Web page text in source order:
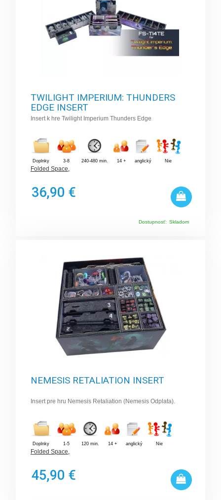
TWILIGHT IMPERIUM: THUNDERS
EDGE INSERT
Insert k hre Twilight Imperium Thunders Edge
Doplnky 3-8 240-480 min. 14 + anglický Nie
Folded Space,
36,90 €
Dostupnosť: Skladom
NEMESIS RETALIATION INSERT
Insert pre hru Nemesis Retaliation (Nemesis Odplata).
Doplnky 1-5 120 min. 14 + anglický Nie
Folded Space,
45,90 €